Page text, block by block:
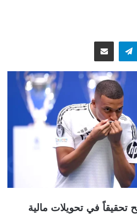
تيلقراممشاركة عبر البريد
تحقيقاً في تحويلات مالية